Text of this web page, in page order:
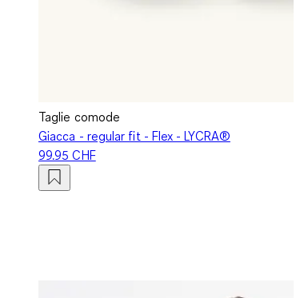
Taglie comode
Giacca - regular fit - Flex - LYCRA®
99.95 CHF